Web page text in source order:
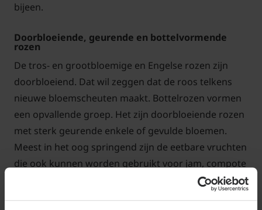
bijeen.
Doorbloeiende, geurende en bottelvormende
rozen
De tros- en grootbloemige en Engelse rozen zijn
doorbloeiend. Dat wil zeggen dat de roos telkens
nieuwe bloemscheuten maakt. Bottelrozen vormen
een opvallende groep. Het zijn doorbloeiende rozen
met sterk geurende enkele of gevulde bloemen.
Meest in het oog springend zijn de eetbare vruchten
die ook kunnen worden gebruikt voor jam, compote